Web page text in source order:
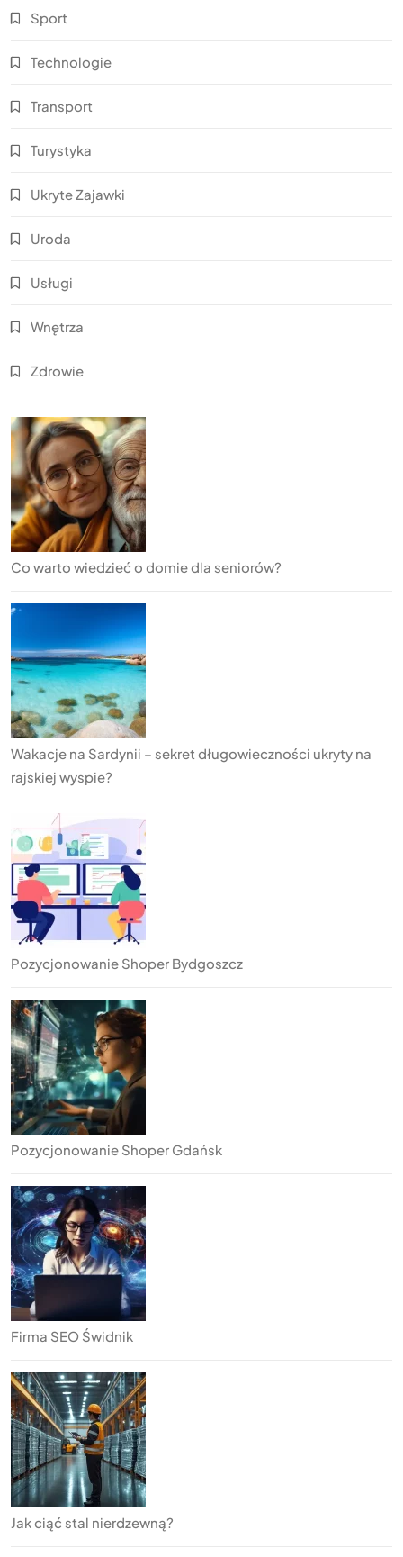
Sport
Technologie
Transport
Turystyka
Ukryte Zajawki
Uroda
Usługi
Wnętrza
Zdrowie
Co warto wiedzieć o domie dla seniorów?
Wakacje na Sardynii – sekret długowieczności ukryty na
rajskiej wyspie?
Pozycjonowanie Shoper Bydgoszcz
Pozycjonowanie Shoper Gdańsk
Firma SEO Świdnik
Jak ciąć stal nierdzewną?